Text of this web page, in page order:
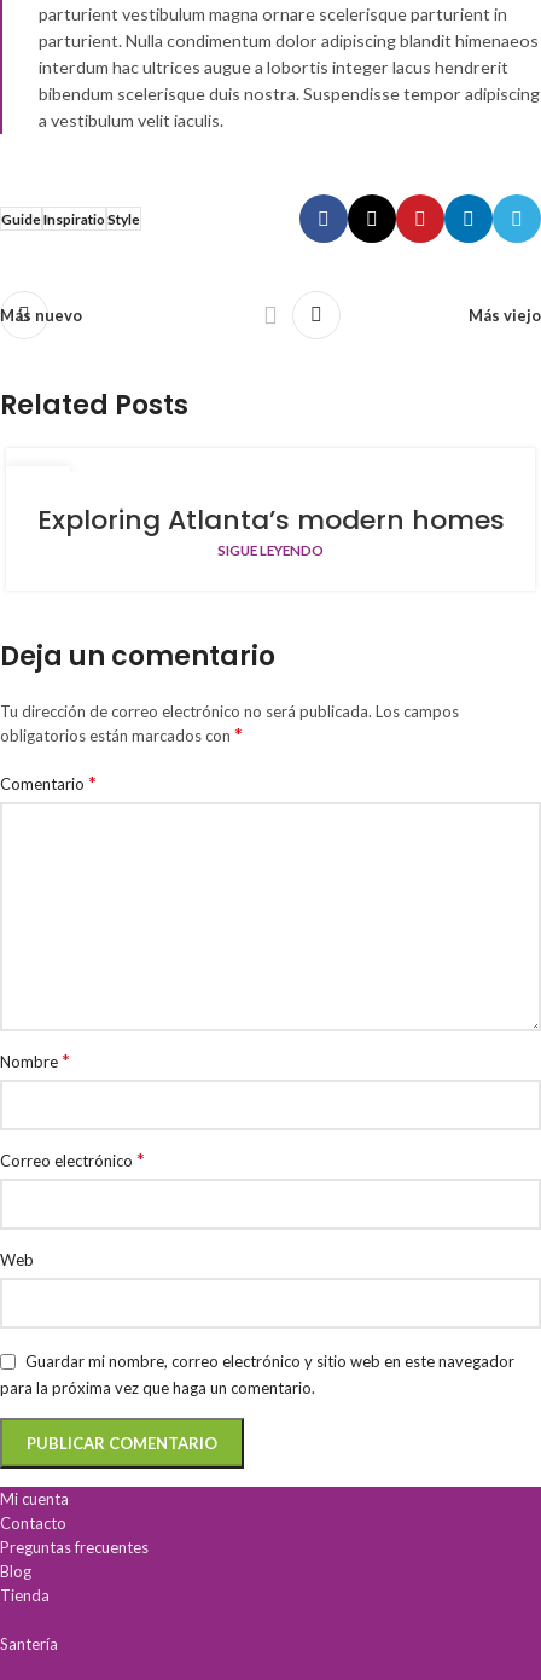
parturient vestibulum magna ornare scelerisque parturient in
parturient. Nulla condimentum dolor adipiscing blandit himenaeos
interdum hac ultrices augue a lobortis integer lacus hendrerit
bibendum scelerisque duis nostra. Suspendisse tempor adipiscing
a vestibulum velit iaculis.
GuideInspiratio Style
Más nuevo Más viejo
Related Posts
JUL
Exploring Atlanta’s modern homes
SIGUE LEYENDO
Deja un comentario
Tu dirección de correo electrónico no será publicada. Los campos
obligatorios están marcados con *
Comentario *
Nombre*
Correo electrónico *
Web
Guardar mi nombre, correo electrónico y sitio web en este navegador
para la próxima vez que haga un comentario.
Mi cuenta
Contacto
Preguntas frecuentes
Blog
Tienda
Santería